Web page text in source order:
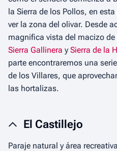
la Sierra de los Pollos, en
ver la zona del olivar. Desde
magnifica vista del macizo
Sierra Gallinera ySierra de la
parte encontraremos una
de los Villares, que
las hortalizas.
El Castillejo
Paraje natural y área